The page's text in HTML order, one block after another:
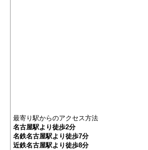
最寄り駅からのアクセス方法
名古屋駅より徒歩2分
名鉄名古屋駅より徒歩7分
近鉄名古屋駅より徒歩8分